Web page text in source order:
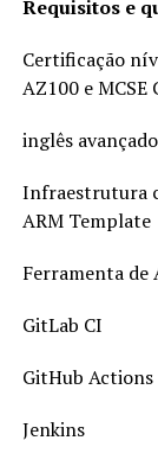
Requisitos e
Certificação
AZ100 e MCSE
inglês
Infraestrutura
ARM Template
Ferramenta de
GitLab CI
GitHub Actions
Jenkins